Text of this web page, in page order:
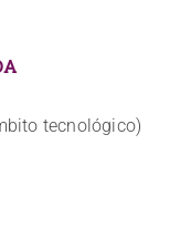
tecnológico)